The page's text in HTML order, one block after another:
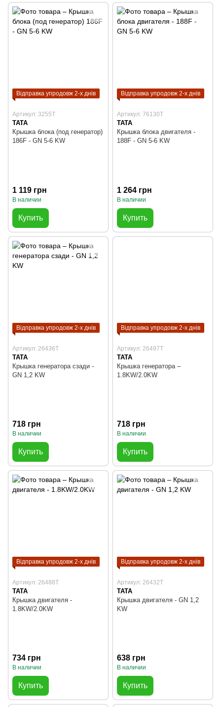
Відправка упродовж 2-х днів
Артикул: 3255T
TATA
Крышка блока (под генератор)
186F - GN 5-6 KW
1 119 грн
В наличии
Купить
Відправка упродовж 2-х днів
Артикул: 76130T
TATA
Крышка блока двигателя -
188F - GN 5-6 KW
1 264 грн
В наличии
Купить
Відправка упродовж 2-х днів
Артикул: 26436T
TATA
Крышка генератора сзади -
GN 1,2 KW
718 грн
В наличии
Купить
Відправка упродовж 2-х днів
Артикул: 26497T
TATA
Крышка генератора –
1.8KW/2.0KW
718 грн
В наличии
Купить
Відправка упродовж 2-х днів
Артикул: 26488T
TATA
Крышка двигателя -
1.8KW/2.0KW
734 грн
В наличии
Купить
Відправка упродовж 2-х днів
Артикул: 26432T
TATA
Крышка двигателя - GN 1,2
KW
638 грн
В наличии
Купить